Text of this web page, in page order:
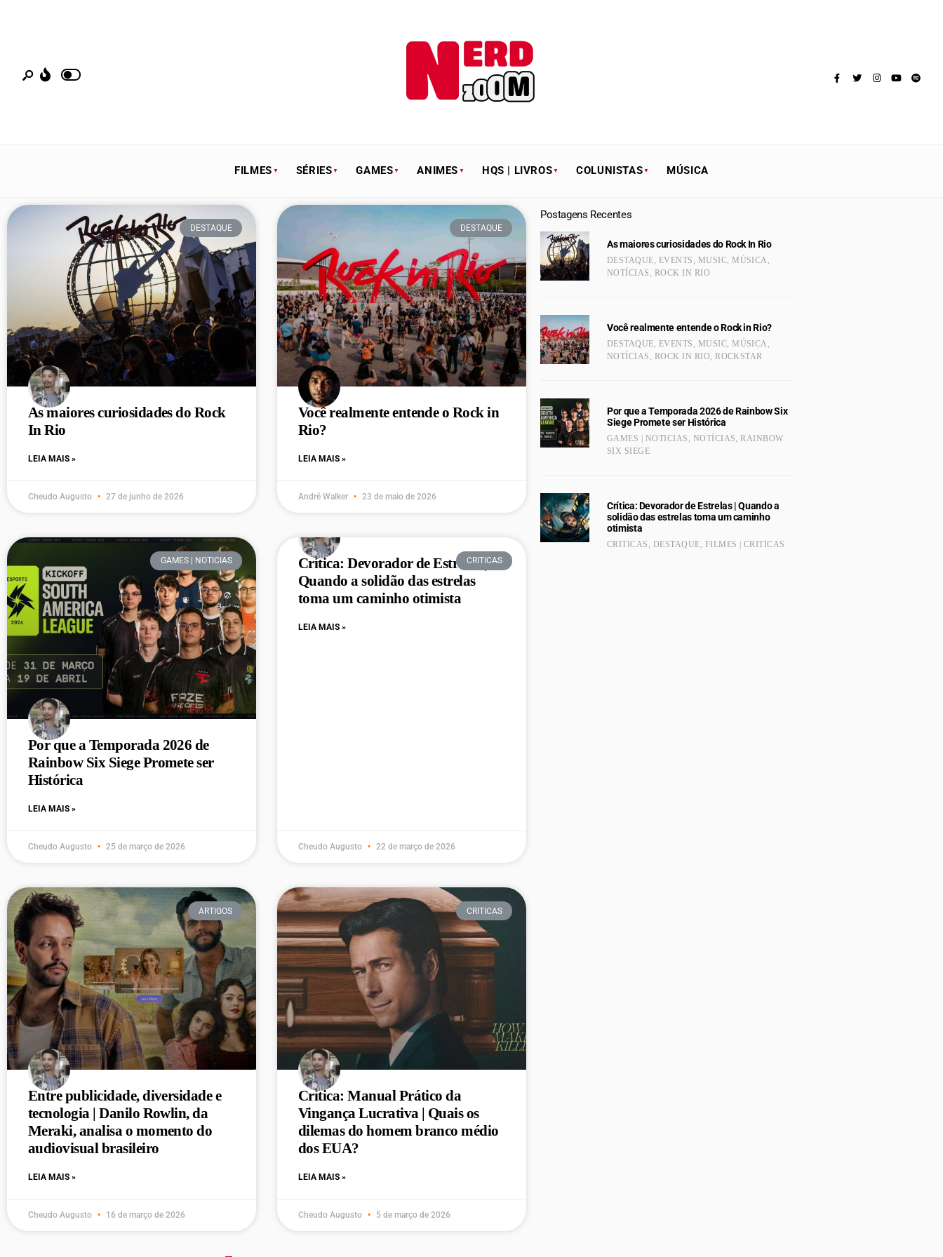
FILMES SÉRIES GAMES ANIMES HQS | LIVROS COLUNISTAS MÚSICA
DESTAQUE
As maiores curiosidades do Rock
In Rio
LEIA MAIS »
Cheudo Augusto 27 de junho de 2026
DESTAQUE
Você realmente entende o Rock in
Rio?
LEIA MAIS »
André Walker 23 de maio de 2026
GAMES | NOTICIAS
Por que a Temporada 2026 de
Rainbow Six Siege Promete ser
Histórica
LEIA MAIS »
Cheudo Augusto 25 de março de 2026
CRITICAS
Crítica: Devorador de Estrelas |
Quando a solidão das estrelas
toma um caminho otimista
LEIA MAIS »
Cheudo Augusto 22 de março de 2026
ARTIGOS
Entre publicidade, diversidade e
tecnologia | Danilo Rowlin, da
Meraki, analisa o momento do
audiovisual brasileiro
LEIA MAIS »
Cheudo Augusto 16 de março de 2026
CRITICAS
Crítica: Manual Prático da
Vingança Lucrativa | Quais os
dilemas do homem branco médio
dos EUA?
LEIA MAIS »
Cheudo Augusto 5 de março de 2026
Postagens Recentes
As maiores curiosidades do Rock In Rio
DESTAQUE, EVENTS , MUSIC,MÚSICA ,
NOTÍCIAS , ROCK IN RIO
Você realmente entende o Rock in Rio?
DESTAQUE, EVENTS , MUSIC,MÚSICA ,
NOTÍCIAS , ROCK IN RIO,ROCKSTAR
Por que a Temporada 2026 de Rainbow Six
Siege Promete ser Histórica
GAMES | NOTICIAS , NOTÍCIAS,RAINBOW
SIX SIEGE
Crítica: Devorador de Estrelas | Quando a
solidão das estrelas toma um caminho
otimista
CRITICAS , DESTAQUE, FILMES | CRITICAS